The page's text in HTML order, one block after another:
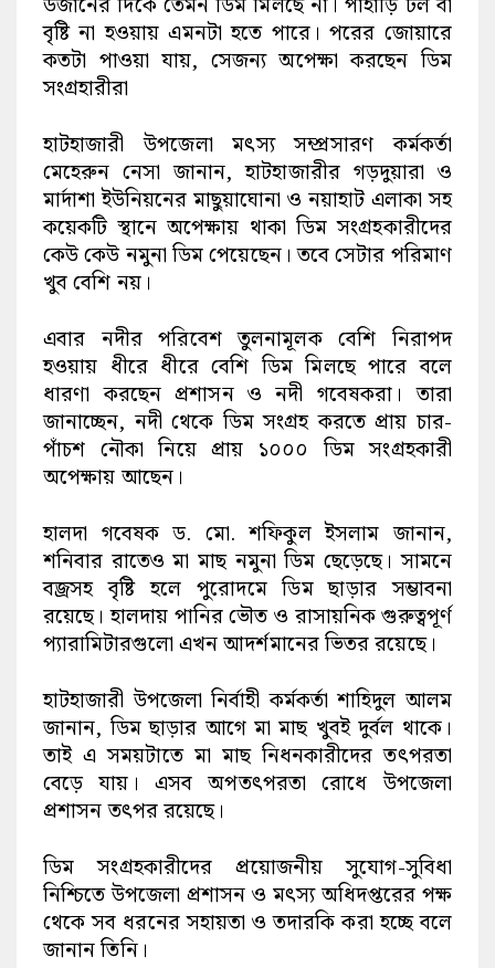
বৃষ্টি না হওয়ায় এমনটা হতে পারে। পরের জোয়ারে
কতটা পাওয়া যায়, সেজন্য অপেক্ষা করছেন ডিম
সংগ্রহারীরা
হাটহাজারী উপজেলা মৎস্য সম্প্রসারণ কর্মকর্তা
মেহেরুন নেসা জানান, হাটহাজারীর গড়দুয়ারা ও
মার্দাশা ইউনিয়নের মাছুয়াঘোনা ও নয়াহাট এলাকা সহ
কয়েকটি স্থানে অপেক্ষায় থাকা ডিম সংগ্রহকারীদের
কেউ কেউ নমুনা ডিম পেয়েছেন। তবে সেটার পরিমাণ
খুব বেশি নয়।
এবার নদীর পরিবেশ তুলনামূলক বেশি নিরাপদ
হওয়ায় ধীরে ধীরে বেশি ডিম মিলছে পারে বলে
ধারণা করছেন প্রশাসন ও নদী গবেষকরা। তারা
জানাচ্ছেন, নদী থেকে ডিম সংগ্রহ করতে প্রায় চার-
পাঁচশ নৌকা নিয়ে প্রায় ১০০০ ডিম সংগ্রহকারী
অপেক্ষায় আছেন।
হালদা গবেষক ড. মো. শফিকুল ইসলাম জানান,
শনিবার রাতেও মা মাছ নমুনা ডিম ছেড়েছে। সামনে
বজ্রসহ বৃষ্টি হলে পুরোদমে ডিম ছাড়ার সম্ভাবনা
রয়েছে। হালদায় পানির ভৌত ও রাসায়নিক গুরুত্বপূর্ণ
প্যারামিটারগুলো এখন আদর্শমানের ভিতর রয়েছে।
হাটহাজারী উপজেলা নির্বাহী কর্মকর্তা শাহিদুল আলম
জানান, ডিম ছাড়ার আগে মা মাছ খুবই দুর্বল থাকে।
তাই এ সময়টাতে মা মাছ নিধনকারীদের তৎপরতা
বেড়ে যায়। এসব অপতৎপরতা রোধে উপজেলা
প্রশাসন তৎপর রয়েছে।
ডিম সংগ্রহকারীদের প্রয়োজনীয় সুযোগ-সুবিধা
নিশ্চিতে উপজেলা প্রশাসন ও মৎস্য অধিদপ্তরের পক্ষ
থেকে সব ধরনের সহায়তা ও তদারকি করা হচ্ছে বলে
জানান তিনি।